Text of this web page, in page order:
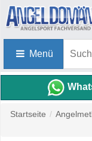
Menü
Startseite /